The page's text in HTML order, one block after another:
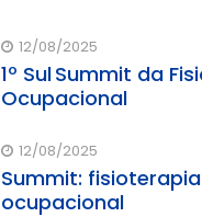
12/08/2025
1º Sul Summit da
Ocupacional
12/08/2025
Summit:
ocupacional